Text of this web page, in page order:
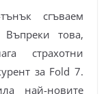
сгъваем
това,
страхотни
за Fold 7.
най-новите